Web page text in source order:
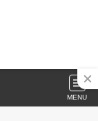
MENU